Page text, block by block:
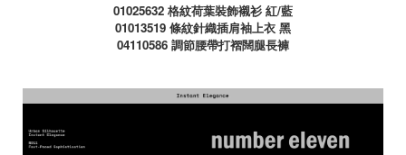
01025632 格紋荷葉裝飾襯衫 紅/藍
01013519 條紋針織插肩袖上衣 黑
04110586 調節腰帶打褶闊腿長褲